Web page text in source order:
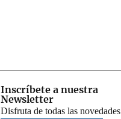
Inscríbete a nuestra
Newsletter
Disfruta de todas las novedades